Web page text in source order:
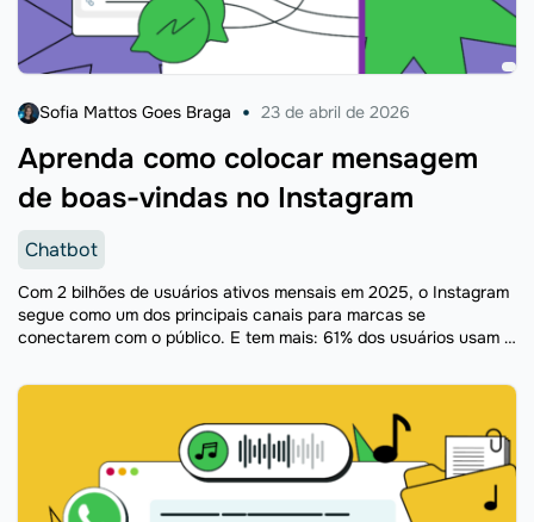
Aprenda como colocar mensagem
de boas-vindas no Instagram
Sofia Mattos Goes Braga 23 de abril de 2026
Chatbot
Com 2 bilhões de usuários ativos mensais em 2025, o Instagram
segue como um dos principais canais para marcas se
conectarem com o público. E tem mais: 61% dos usuários usam a